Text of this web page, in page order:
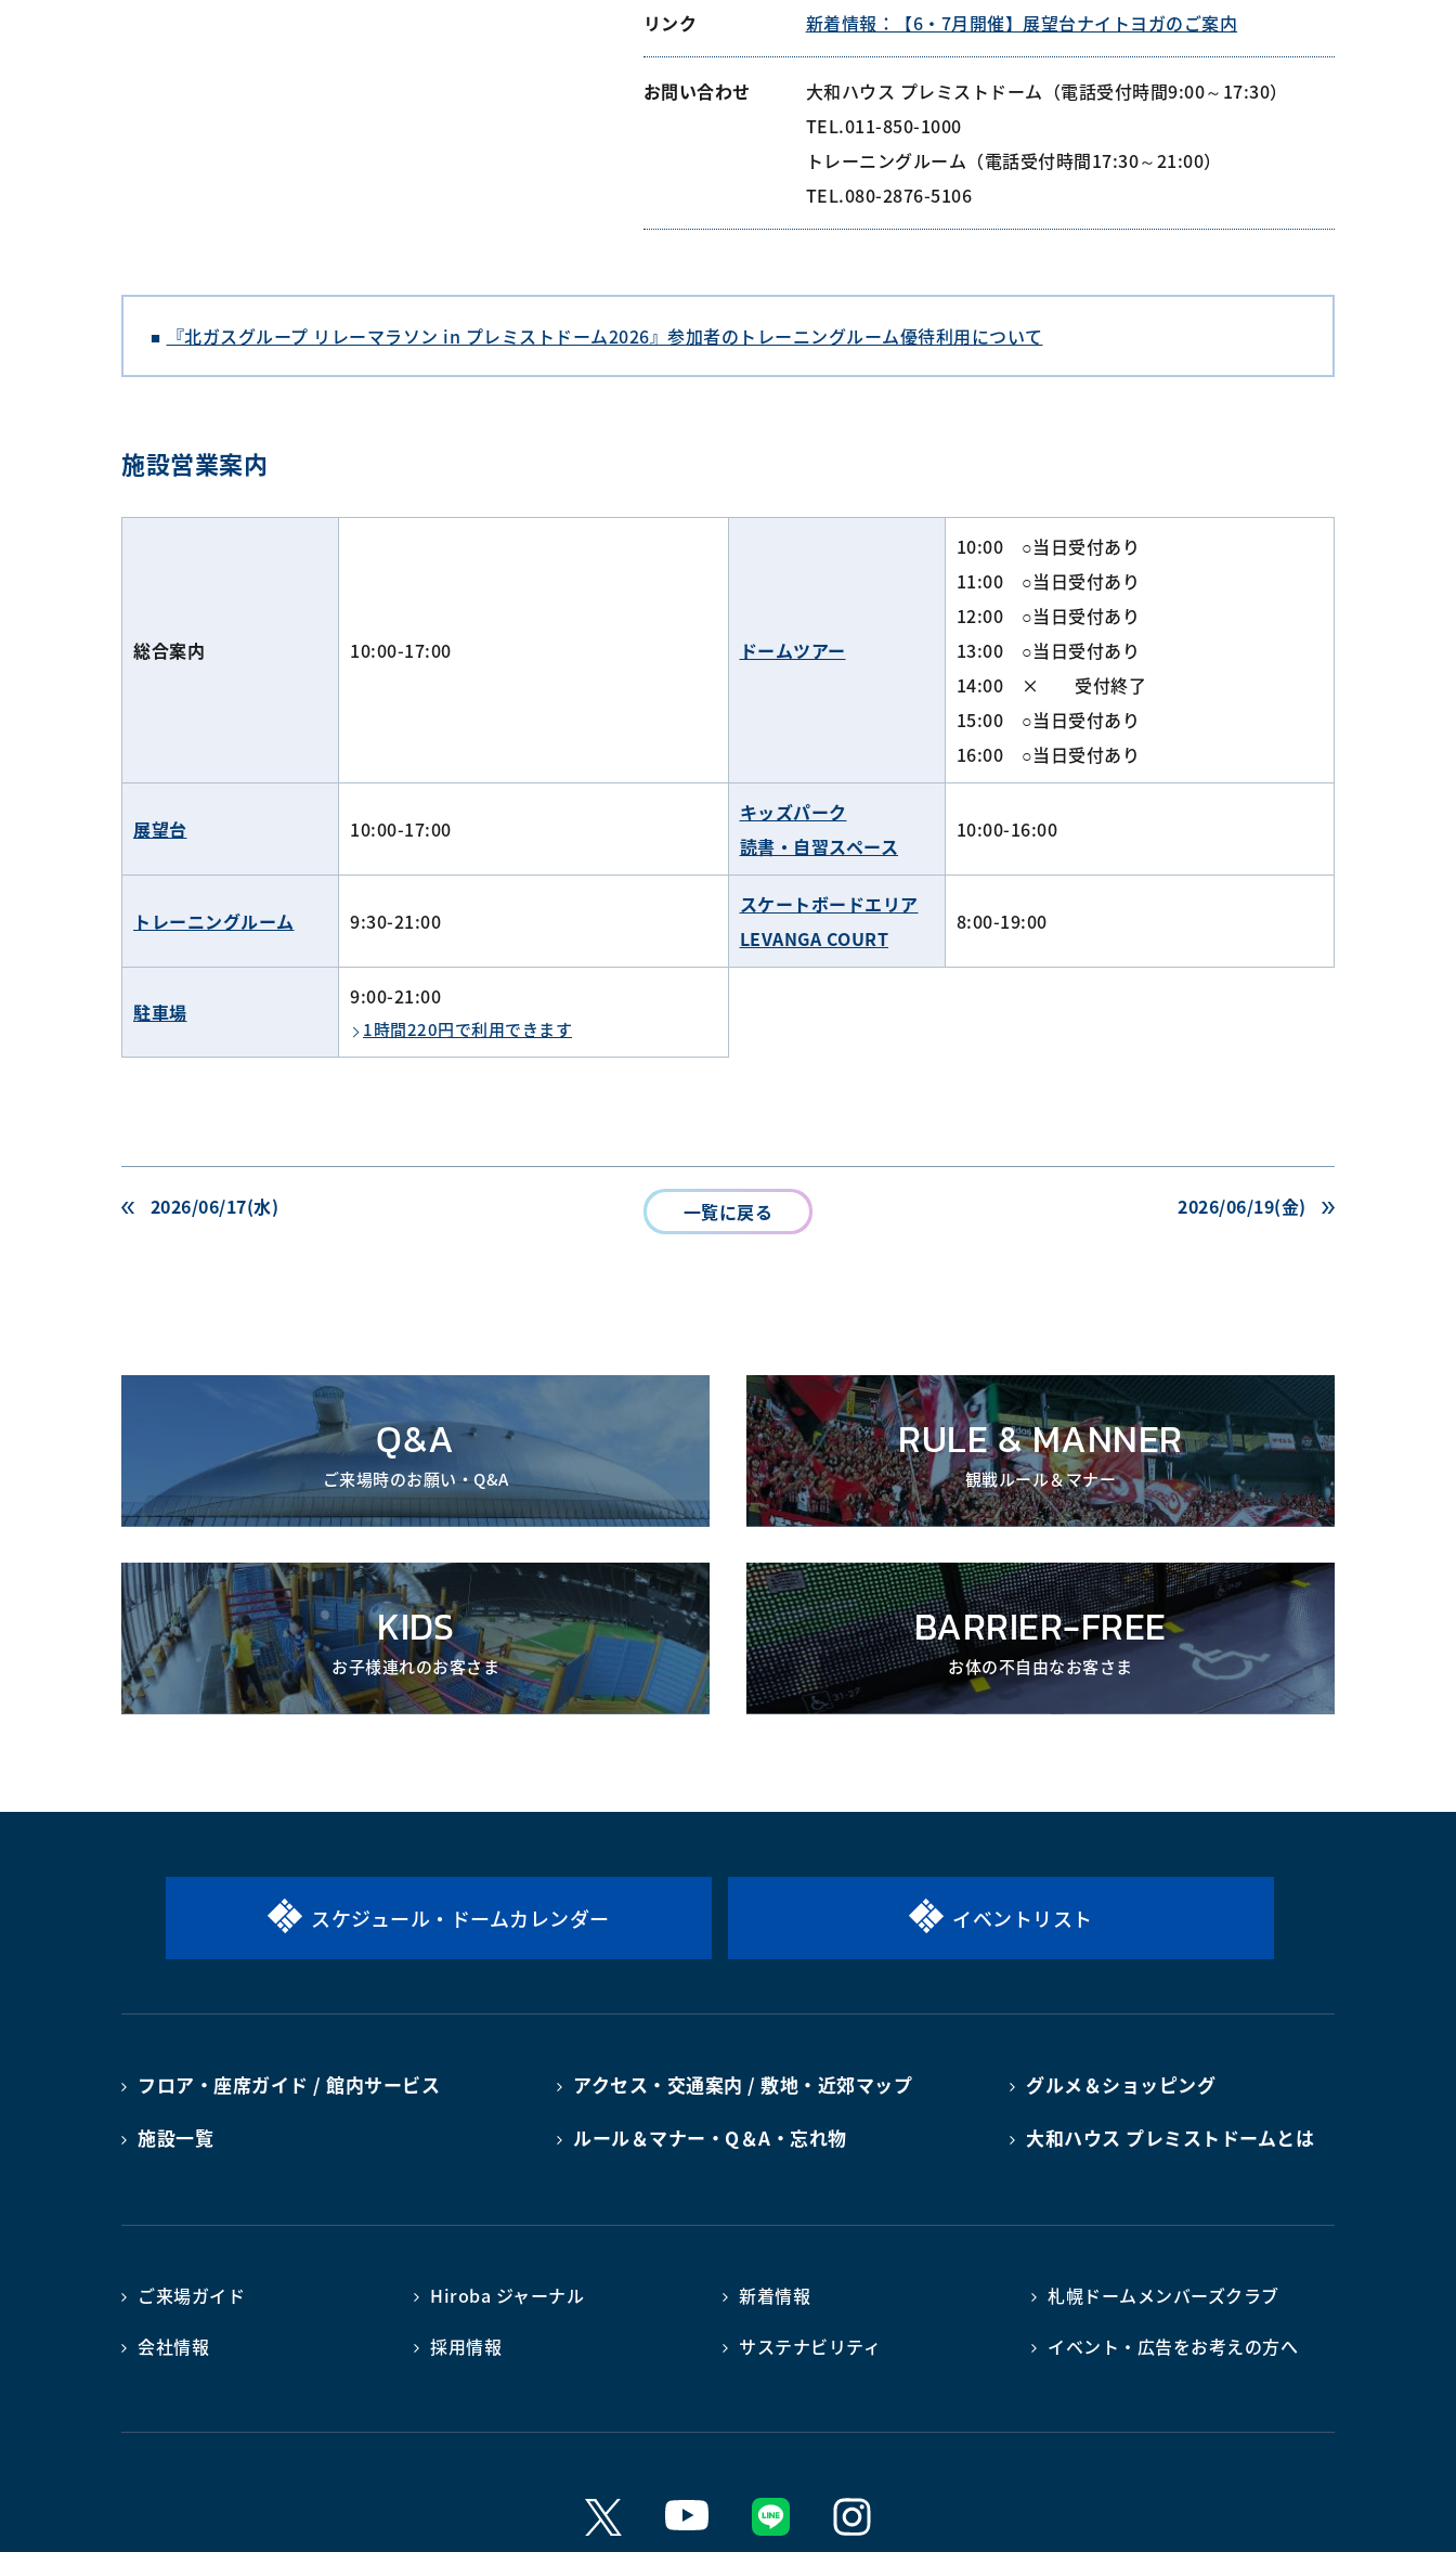
リンク 新着情報：【6・7月開催】展望台ナイトヨガのご案内
お問い合わせ
大和ハウス プレミストドーム（電話受付時間9:00～17:30）
TEL.011-850-1000
トレーニングルーム（電話受付時間17:30～21:00）
TEL.080-2876-5106
『北ガスグループ リレーマラソン in プレミストドーム2026』参加者のトレーニングルーム優待利用について
施設営業案内
総合案内 10:00-17:00 ドームツアー
10:00 ○当日受付あり
11:00 ○当日受付あり
12:00 ○当日受付あり
13:00 ○当日受付あり
14:00 × 受付終了
15:00 ○当日受付あり
16:00 ○当日受付あり
展望台 10:00-17:00
キッズパーク
読書・自習スペース
10:00-16:00
トレーニングルーム 9:30-21:00
スケートボードエリア
LEVANGA COURT
8:00-19:00
駐車場
9:00-21:00
1時間220円で利用できます
2026/06/17(水) 一覧に戻る 2026/06/19(金)
Q&A
ご来場時のお願い・Q&A
RULE & MANNER
観戦ルール＆マナー
KIDS
お子様連れのお客さま
BARRIER-FREE
お体の不自由なお客さま
スケジュール・ドームカレンダー イベントリスト
フロア・座席ガイド / 館内サービス アクセス・交通案内 / 敷地・近郊マップ
グルメ＆ショッピング
施設一覧
ルール＆マナー・Q＆A・忘れ物 大和ハウス プレミストドームとは
ご来場ガイド Hiroba ジャーナル 新着情報
札幌ドームメンバーズクラブ
会社情報
採用情報 サステナビリティ イベント・広告をお考えの方へ